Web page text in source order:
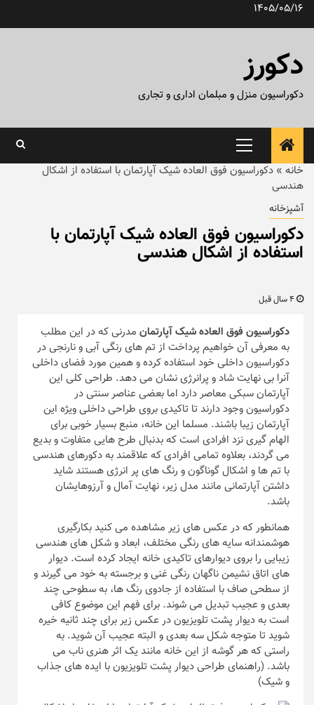
پرش1405/05/16
دکورز
دکوراسیون منزل و مبلمان اداری و تجاری
منوی
اصلی
خانه » دکوراسیون فوق العاده شیک آپارتمان با استفاده از اشکال
هندسی
آشپزخانه
دکوراسیون فوق العاده شیک آپارتمان با
استفاده از اشکال هندسی
دکوراسیون فوق العاده شیک آپارتمان مدرنی که در این مطلب
به معرفی آن خواهیم پرداخت از تم های رنگی آبی و نارنجی در
دکوراسیون داخلی خود استفاده کرده و همین مورد فضای داخلی
آنرا بی نهایت شاد و پرانرژی نشان می دهد. طراحی کلی این
آپارتمان سبکی معاصر دارد اما بعضی عناصر سنتی در
دکوراسیون وجود دارند تا تاکیدی بروی طراحی داخلی ویژه این
آپارتمان زیبا باشند. مسلما این خانه، منبع بسیار خوبی برای
الهام گیری نزد افرادی است که بدنبال طرح هایی متفاوت و بدیع
می گردند، بعلاوه تمامی افرادی که علاقمند به دکورهای هندسی
با تم ها و اشکال گوناگون و رنگ های پر انرژی هستند شاید
داشتن آپارتمانی مانند مدل زیر، نهایت آمال و آرزوهایشان
باشد.
همانطور که در عکس های زیر مشاهده می کنید بکارگیری
هوشمندانه سایه های رنگی مختلف، ابعاد و شکل های هندسی
زیبایی را بروی دیوارهای تاکیدی خانه ایجاد کرده است. دیوار
های اتاق نشیمن ناگهان رنگی غنی و برجسته به خود می گیرند و
از سطحی صاف با استفاده از جادوی رنگ ها، به سطوحی چند
بعدی و عجیب تبدیل می شوند. برای فهم این موضوع کافی
است به دیوار پشت تلویزیون در عکس زیر برای چند ثانیه خیره
شوید تا متوجه شکل سه بعدی و البته عجیب آن شوید. به
راستی که هر گوشه از این خانه مانند یک اثر هنری ناب می
باشد. (راهنمای طراحی دیوار پشت تلویزیون با ایده های جذاب
و شیک)